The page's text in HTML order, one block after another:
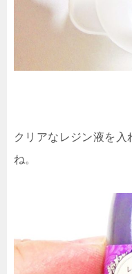
クリアなレジン液を入
ね。